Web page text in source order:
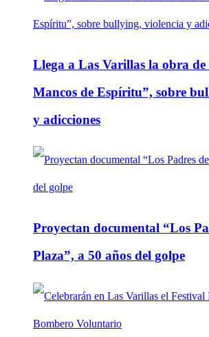
Llega a Las Varillas la obra
Mancos de Espíritu”, sobre
y adicciones
Proyectan documental “Los
Plaza”, a 50 años del golpe